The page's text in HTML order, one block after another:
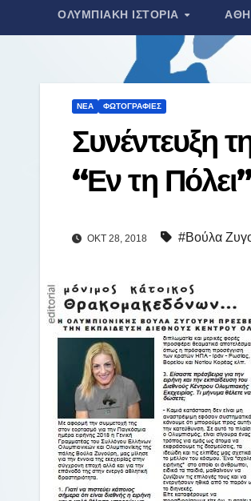
ΟΛΥΜΠΙΑΚΉ ΙΣΤΟΡΊΑ
ΝΈΑ ΦΩΤΟΓΡΑΦΊΕΣ
Συνέντευξη
“Εν τη
ΟΚΤ 28, 2018 #Βούλα